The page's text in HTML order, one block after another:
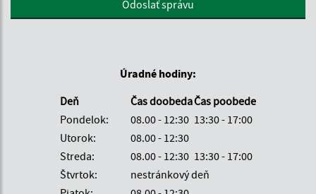
Odoslať správu
Úradné hodiny:
Deň
Čas doobedaČas poobede
Pondelok:
08.00 - 12:30 13:30 - 17:00
Utorok:
08.00 - 12:30
Streda:
08.00 - 12:30 13:30 - 17:00
Štvrtok:
nestránkový deň